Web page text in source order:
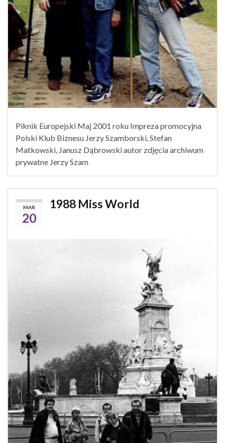
Piknik Europejski Maj 2001 roku Impreza promocyjna
Polski Klub Biznesu Jerzy Szamborski, Stefan
Matkowski, Janusz Dąbrowski autor zdjęcia archiwum
prywatne Jerzy Szam
MAR
20
1988 Miss World